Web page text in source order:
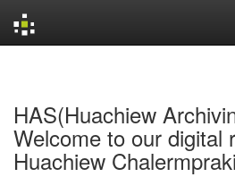
HAS(Huachiew
Welcome to our digital
Huachiew